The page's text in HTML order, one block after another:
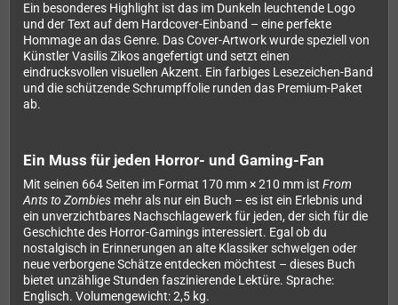
Ein besonderes Highlight ist das im Dunkeln leuchtende Logo
und der Text auf dem Hardcover-Einband – eine perfekte
Hommage an das Genre. Das Cover-Artwork wurde speziell von
Künstler Vasilis Zikos angefertigt und setzt einen
eindrucksvollen visuellen Akzent. Ein farbiges Lesezeichen-Band
und die schützende Schrumpffolie runden das Premium-Paket
ab.
Ein Muss für jeden Horror- und Gaming-Fan
Mit seinen 664 Seiten im Format 170 mm × 210 mm ist From
Ants to Zombies mehr als nur ein Buch – es ist ein Erlebnis und
ein unverzichtbares Nachschlagewerk für jeden, der sich für die
Geschichte des Horror-Gamings interessiert. Egal ob du
nostalgisch in Erinnerungen an alte Klassiker schwelgen oder
neue verborgene Schätze entdecken möchtest – dieses Buch
bietet unzählige Stunden faszinierende Lektüre. Sprache:
Englisch. Volumengewicht: 2,5 kg.